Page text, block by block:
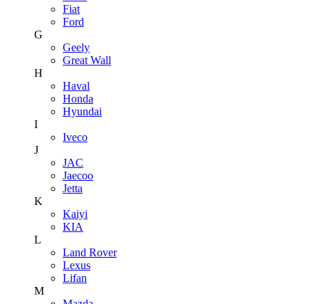
Fiat
Ford
G
Geely
Great Wall
H
Haval
Honda
Hyundai
I
Iveco
J
JAC
Jaecoo
Jetta
K
Kaiyi
KIA
L
Land Rover
Lexus
Lifan
M